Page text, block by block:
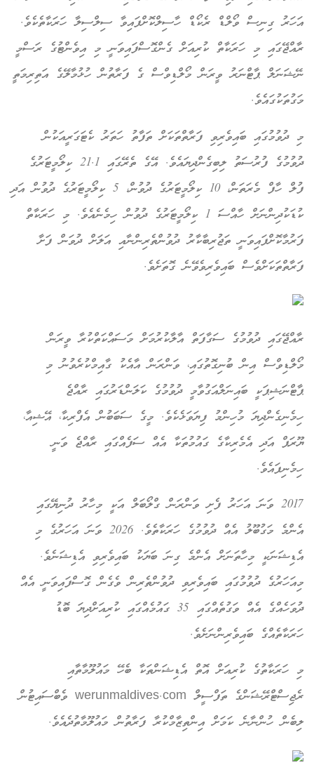
އަހަރު ގިނިސް ވޯލްޑް ރެކޯޑް ހާސިލްކޮށްފައިވާ ސިލްސިލާ ހަރަކާތެކެވެ.
ރާއްޖޭގައި މި ހަރަކާތް ކުރިއަށް ގެންގޮސްފައިވަނީ މި އިވެންޓުގެ ރަސްމީ
ނޭޝަނަލް ޕާޓްނަރު ވީރަން މޯލްޑިވްސް ގެ ފަރާތުން ހުޅުމާލޭގެ އަތިރިމަތީ
މަގުތަކުގައެވެ.
މި ދުވުމުގައި ބައިވެރިވި ފަރާތްތަކަށް ތަފާތު ހަތަރު ކެޓަގަރީއަކުން
ދުވުމުގެ ފުރުސަތު ލިބިގެންދިޔައެވެ. އޭގެ ތެރޭގައި 21.1 ކިލޯމީޓަރުގެ
ފުލް ހާފް މެރަތަން، 10 ކިލޯމީޓަރުގެ ދުވުން، 5 ކިލޯމީޓަރުގެ ދުވުން އަދި
ކުޑަކުދިންނަށް ހާއްސަ 1 ކިލޯމީޓަރުގެ ދުވުން ހިމެނެއެވެ. މި ހަރަކާތް
ފަރުމާކޮށްފައިވަނީ ތަޖުރިބާކާރު ދުވުންތެރިންނާއި އަލަށް ދުވަން ފަށާ
ފަރާތްތަކަށްވެސް ބައިވެރިވެވޭނެ ގޮތަށެވެ.
ރާއްޖޭގައި ދުވުމުގެ ސަގާފަތް އާލާކުރުމަށް މަސައްކަތްކުރާ ވީރަން
މޯލްޑިވްސް އިން ބުނިގޮތުގައި، ވަންރަން އާއެކު ގާއިމްކުރެވުނު މި
ޕާޓްނަޝިޕަކީ ބައިނަލްއަގުވާމީ ދުވުމުގެ ކަލަންޑަރުގައި ރާއްޖެ
ހިމެނިގެންދިޔަ މުހިންމު ފިޔަވަޅެކެވެ. މީގެ ސަބަބުން އެފްރިކާ، އޭޝިއާ،
ޔޫރަޕް އަދި އެމެރިކާގެ ގައުމުތަކާ އެއް ސަފެއްގައި ރާއްޖެ ވަނީ
ހިމެނިފައެވެ.
2017 ވަނަ އަހަރު ފެށި ވަންރަން ގްލޯބަލް އަކީ މިހާރު ދުނިޔޭގައި
އެންމެ މަގުބޫލު އެއް ދުވުމުގެ ހަރަކާތެވެ. 2026 ވަނަ އަހަރުގެ މި
އެޑިޝަނަކީ މިހާތަނަށް އެންމެ ގިނަ ބަޔަކު ބައިވެރިވި އެޑިޝަނެވެ.
މިއަހަރުގެ ދުވުމުގައި ބައިވެރިވި ދުވުންތެރިން ވެގެން ގޮސްފައިވަނީ އެއް
ދުވަހެއްގެ އެއް ވަގުތެއްގައި 35 ގައުމެއްގައި ކުރިއަށްދިޔަ ބޮޑު
ހަރަކާތެއްގެ ބައިވެރިންނަށެވެ.
މި ހަރަކާތުގެ ކުރިއަށް އޮތް އެޑިޝަންތަކާ ބެހޭ މައުލޫމާތާއި
ރެޖިސްޓްރޭޝަންގެ ތަފްސީލް werunmaldives.com ވެބްސައިޓުން
ލިބެން ހުންނާނެ ކަމަށް އިންތިޒާމްކުރާ ފަރާތުން މައުލޫމާތުދެއެވެ.